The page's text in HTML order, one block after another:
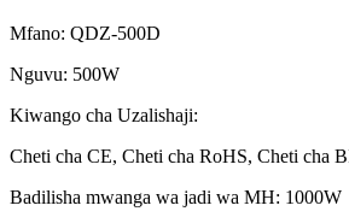
Mfano: QDZ-500D
Nguvu: 500W
Kiwango cha Uzalishaji:
Cheti cha CE, Cheti cha RoHS, Cheti cha
Badilisha mwanga wa jadi wa MH: 1000W